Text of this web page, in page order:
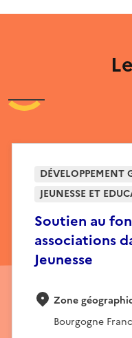
Soutien au
associations
Jeunesse
DÉVELOPPEMENT
JEUNESSE ET
Zone
Bourgogne